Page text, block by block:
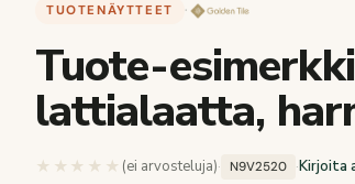
TUOTENÄYTTEET ·
Tuote-
lattialaatta,
★★★★★ ★★★★★
(ei arvosteluja)· N9V2520 ·Kirjoita